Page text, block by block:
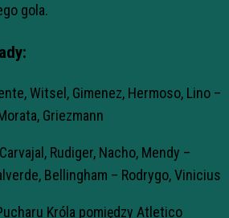
gola.
Witsel, Gimenez, Hermoso, Lino –
Griezmann
Rudiger, Nacho, Mendy –
Bellingham – Rodrygo, Vinicius
Króla pomiędzy Atletico